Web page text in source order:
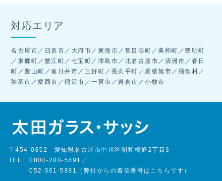
対応エリア
名古屋市／日進市／大府市／東海市／甚目寺町／美和町／豊明町
／東郷町／蟹江町／七宝町／津島市／北名古屋市／清洲市／春日
町／豊山町／春日井市／三好町／長久手町／尾張旭市／飛島村／
弥富市／愛西市／稲沢市／一宮市／岩倉市／小牧市
〒454-0852 愛知県名古屋市中川区昭和橋通2丁目3
TEL
0800-200-5891 ／
052-361-5891（弊社からの着信番号はこちらです）